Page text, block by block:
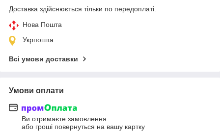
Доставка здійснюється тільки по передоплаті.
Нова Пошта
Укрпошта
Всі умови доставки
Умови оплати
Ви отримаєте замовлення
або гроші повернуться на вашу картку